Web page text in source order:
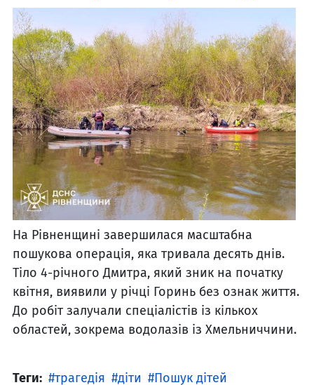
На Рівненщині завершилася масштабна
пошукова операція, яка тривала десять днів.
Тіло 4-річного Дмитра, який зник на початку
квітня, виявили у річці Горинь без ознак життя.
До робіт залучали спеціалістів із кількох
областей, зокрема водолазів із Хмельниччини.
Теги: трагедія діти
Пошук дітей